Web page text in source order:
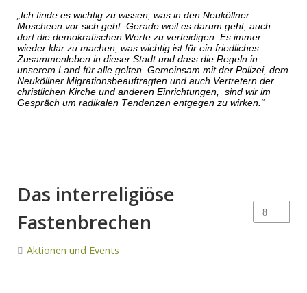
„Ich finde es wichtig zu wissen, was in den Neuköllner
Moscheen vor sich geht. Gerade weil es darum geht, auch
dort die demokratischen Werte zu verteidigen. Es immer
wieder klar zu machen, was wichtig ist für ein friedliches
Zusammenleben in dieser Stadt und dass die Regeln in
unserem Land für alle gelten. Gemeinsam mit der Polizei, dem
Neuköllner Migrationsbeauftragten und auch Vertretern der
christlichen Kirche und anderen Einrichtungen, sind wir im
Gespräch um radikalen Tendenzen entgegen zu wirken.“
Das interreligiöse
Fastenbrechen
Aktionen und Events